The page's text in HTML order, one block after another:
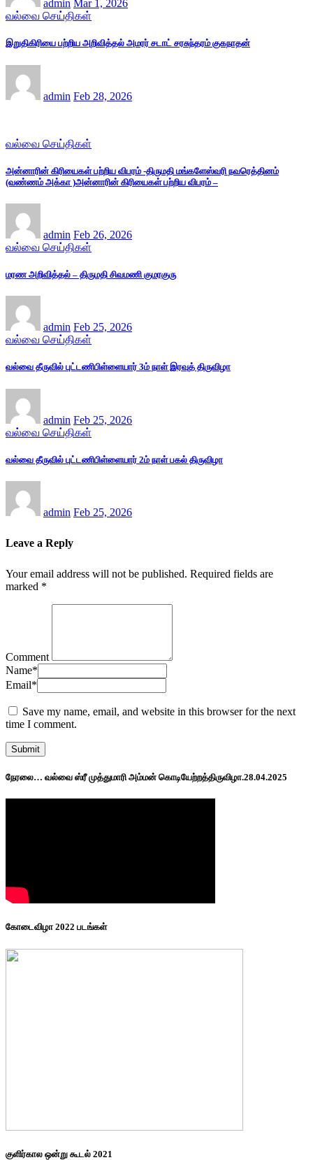
admin Mar 1, 2026
வல்வை செய்திகள்
இறுதிகிரியை பற்றிய அறிவித்தல் அமரர் சடாட் சரசுந்தரம் குகநாதன்
admin Feb 28, 2026
வல்வை செய்திகள்
அன்னாரின் கிரியைகள் பற்றிய விபரம் -திருமதி மங்களேஸ்வரி நவரெத்தினம்
(வண்ணம் அக்கா )அன்னாரின் கிரியைகள் பற்றிய விபரம் –
admin Feb 26, 2026
வல்வை செய்திகள்
மரண அறிவித்தல் – திருமதி சிவமணி குமரகுரு
admin Feb 25, 2026
வல்வை செய்திகள்
வல்வை தீருவில் புட்டணிபிள்ளையார் 3ம் நாள் இரவுத் திருவிழா
admin Feb 25, 2026
வல்வை செய்திகள்
வல்வை தீருவில் புட்டணிபிள்ளையார் 2ம் நாள் பகல் திருவிழா
admin Feb 25, 2026
Leave a Reply
Your email address will not be published. Required fields are
marked *
Comment
Name*
Email*
Save my name, email, and website in this browser for the next
time I comment.
நேரலை… வல்வை ஸ்ரீ முத்துமாரி அம்மன் கொடியேற்றத்திருவிழா.28.04.2025
கோடைவிழா 2022 படங்கள்
குளிர்கால ஒன்று கூடல் 2021